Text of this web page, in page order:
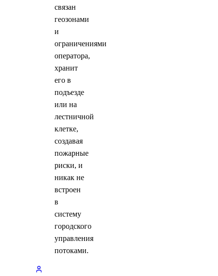
связан
геозонами
и
ограничениями
оператора,
хранит
его в
подъезде
или на
лестничной
клетке,
создавая
пожарные
риски, и
никак не
встроен
в
систему
городского
управления
потоками.